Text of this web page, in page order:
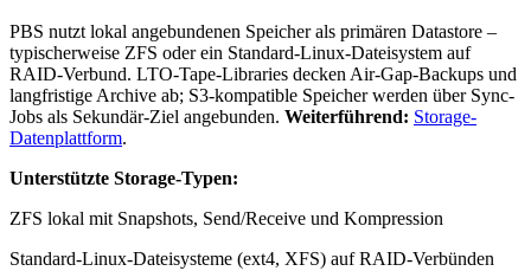
PBS nutzt lokal angebundenen Speicher als primären Datastore –
typischerweise ZFS oder ein Standard-Linux-Dateisystem auf
RAID-Verbund. LTO-Tape-Libraries decken Air-Gap-Backups und
langfristige Archive ab; S3-kompatible Speicher werden über Sync-
Jobs als Sekundär-Ziel angebunden. Weiterführend: Storage-
Datenplattform.
Unterstützte Storage-Typen:
ZFS lokal mit Snapshots, Send/Receive und Kompression
Standard-Linux-Dateisysteme (ext4, XFS) auf RAID-Verbünden